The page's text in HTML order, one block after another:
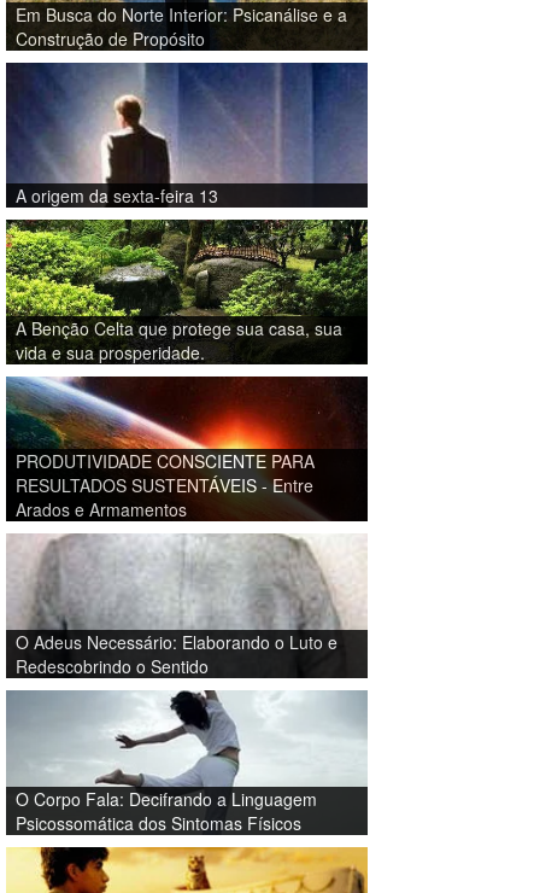
Em Busca do Norte Interior: Psicanálise e a
Construção de Propósito
A origem da sexta-feira 13
A Benção Celta que protege sua casa, sua
vida e sua prosperidade.
PRODUTIVIDADE CONSCIENTE PARA
RESULTADOS SUSTENTÁVEIS - Entre
Arados e Armamentos
O Adeus Necessário: Elaborando o Luto e
Redescobrindo o Sentido
O Corpo Fala: Decifrando a Linguagem
Psicossomática dos Sintomas Físicos